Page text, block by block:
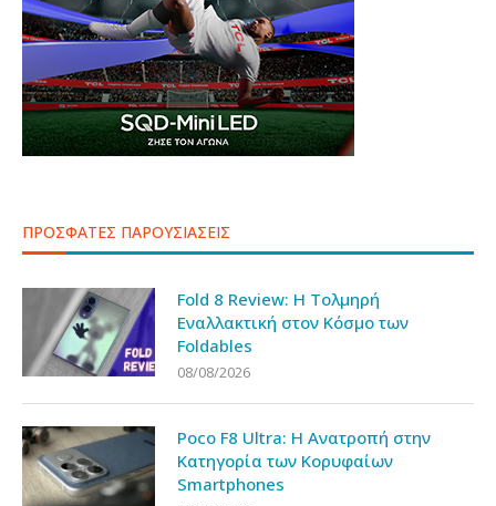
ΠΡΟΣΦΑΤΕΣ ΠΑΡΟΥΣΙΑΣΕΙΣ
Fold 8 Review: Η Τολμηρή
Εναλλακτική στον Κόσμο των
Foldables
08/08/2026
Poco F8 Ultra: Η Ανατροπή στην
Κατηγορία των Κορυφαίων
Smartphones